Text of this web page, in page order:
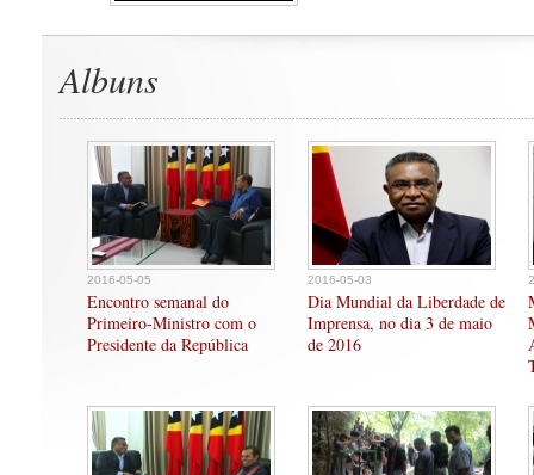
Albuns
2016-05-05
Encontro semanal do
Primeiro-Ministro com o
Presidente da República
2016-05-03
Dia Mundial da Liberdade de
Imprensa, no dia 3 de maio
de 2016